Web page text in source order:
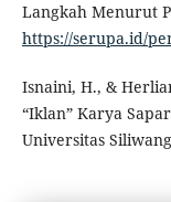
Langkah Menurut
https://serupa.id/
Isnaini, H., &
“Iklan” Karya
Universitas